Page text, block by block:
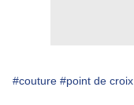
#couture #point de croix